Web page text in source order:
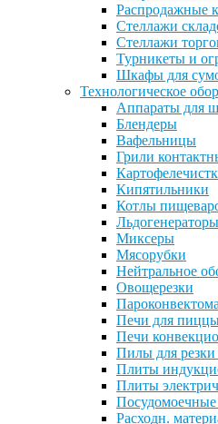
Распродажные
Стеллажи
Стеллажи
Турникеты и
Шкафы для
Технологическое
Аппараты для
Блендеры
Вафельницы
Грили
Кипятильники
Котлы
Льдогенераторы
Миксеры
Мясорубки
Нейтральное
Овощерезки
Печи для
Печи
Пилы для резки
Плиты
Плиты
Расходн.